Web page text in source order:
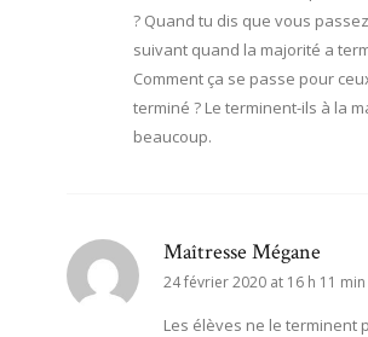
? Quand tu dis que vous
suivant quand la majorité a
Comment ça se passe pour
terminé ? Le terminent-ils à la
beaucoup.
Maîtresse Mégane
24 février 2020 at 16 h 11 min
Les élèves ne le terminent